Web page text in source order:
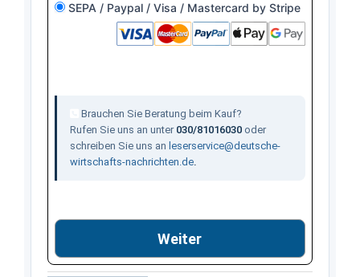
SEPA / Paypal / Visa / Mastercard by Stripe
Brauchen Sie Beratung beim Kauf?
Rufen Sie uns an unter 030/81016030oder
schreiben Sie uns an leserservice@deutsche-
wirtschafts-nachrichten.de.
Weiter